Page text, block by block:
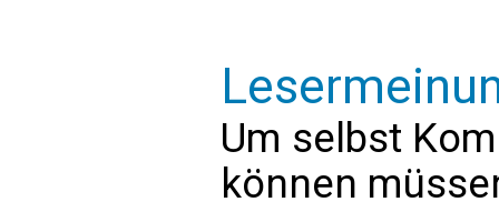
Um selbst
können